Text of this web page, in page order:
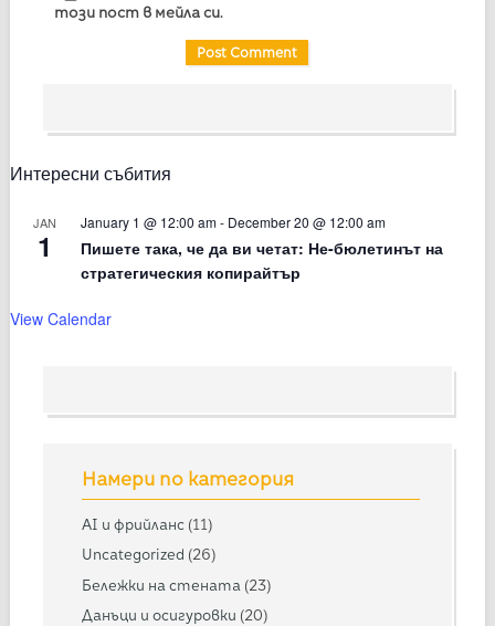
този пост в мейла си.
Интересни събития
JAN
1
January 1 @ 12:00 am- December 20 @ 12:00 am
Пишете така, че да ви четат: Не-бюлетинът на
стратегическия копирайтър
View Calendar
Намери по категория
AI и фрийланс (11)
Uncategorized (26)
Бележки на стената (23)
Данъци и осигуровки (20)